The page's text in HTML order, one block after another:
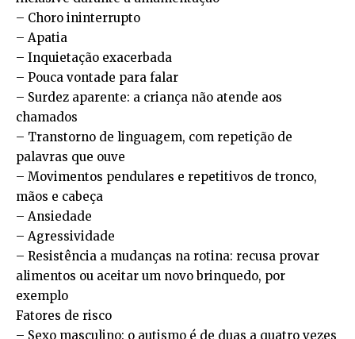
– Choro ininterrupto
– Apatia
– Inquietação exacerbada
– Pouca vontade para falar
– Surdez aparente: a criança não atende aos
chamados
– Transtorno de linguagem, com repetição de
palavras que ouve
– Movimentos pendulares e repetitivos de tronco,
mãos e cabeça
– Ansiedade
– Agressividade
– Resistência a mudanças na rotina: recusa provar
alimentos ou aceitar um novo brinquedo, por
exemplo
Fatores de risco
– Sexo masculino: o autismo é de duas a quatro vezes